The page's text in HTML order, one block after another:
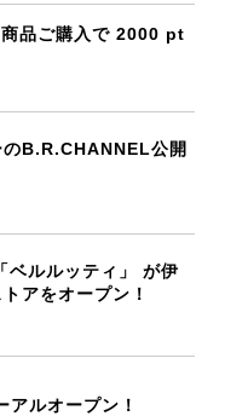
品ご購入で 2000 pt
B.R.CHANNEL公開
ベルルッティ」 が伊
アをオープン！
ルオープン！